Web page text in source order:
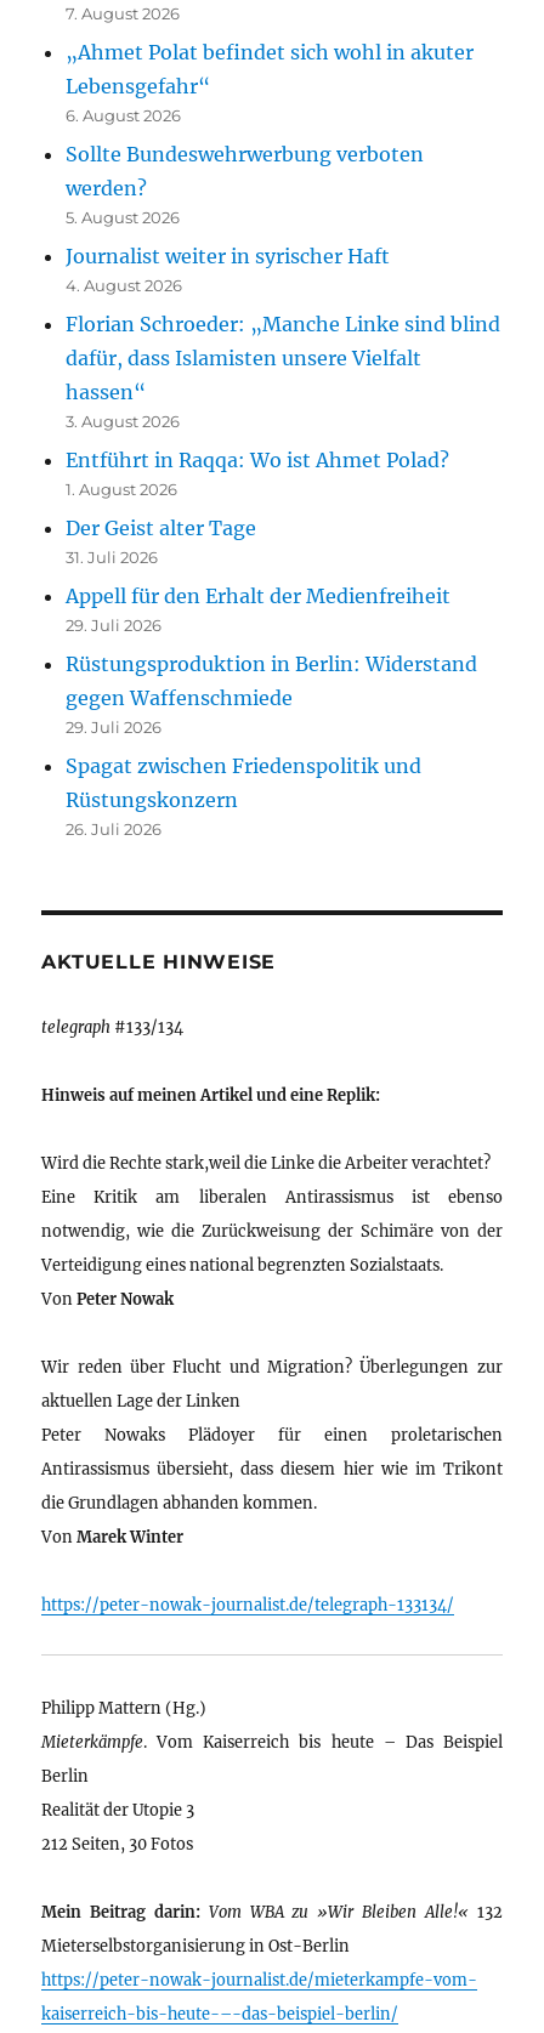
7. August 2026
„Ahmet Polat befindet sich wohl in akuter
Lebensgefahr“
6. August 2026
Sollte Bundeswehrwerbung verboten
werden?
5. August 2026
Journalist weiter in syrischer Haft
4. August 2026
Florian Schroeder: „Manche Linke sind blind
dafür, dass Islamisten unsere Vielfalt
hassen“
3. August 2026
Entführt in Raqqa: Wo ist Ahmet Polad?
1. August 2026
Der Geist alter Tage
31. Juli 2026
Appell für den Erhalt der Medienfreiheit
29. Juli 2026
Rüstungsproduktion in Berlin: Widerstand
gegen Waffenschmiede
29. Juli 2026
Spagat zwischen Friedenspolitik und
Rüstungskonzern
26. Juli 2026
AKTUELLE HINWEISE
telegraph #133/134
Hinweis auf meinen Artikel und eine Replik:
Wird die Rechte stark,weil die Linke die Arbeiter verachtet?
Eine Kritik am liberalen Antirassismus ist ebenso
notwendig, wie die Zurückweisung der Schimäre von der
Verteidigung eines national begrenzten Sozialstaats.
VonPeter Nowak
Wir reden über Flucht und Migration? Überlegungen zur
aktuellen Lage der Linken
Peter Nowaks Plädoyer für einen proletarischen
Antirassismus übersieht, dass diesem hier wie im Trikont
die Grundlagen abhanden kommen.
VonMarek Winter
https://peter-nowak-journalist.de/telegraph-133134/
Philipp Mattern (Hg.)
Mieterkämpfe. Vom Kaiserreich bis heute – Das Beispiel
Berlin
Realität der Utopie 3
212 Seiten, 30 Fotos
Mein Beitrag darin: Vom WBA zu »Wir Bleiben Alle!« 132
Mieterselbstorganisierung in Ost-Berlin
https://peter-nowak-journalist.de/mieterkampfe-vom-
kaiserreich-bis-heute-–-das-beispiel-berlin/